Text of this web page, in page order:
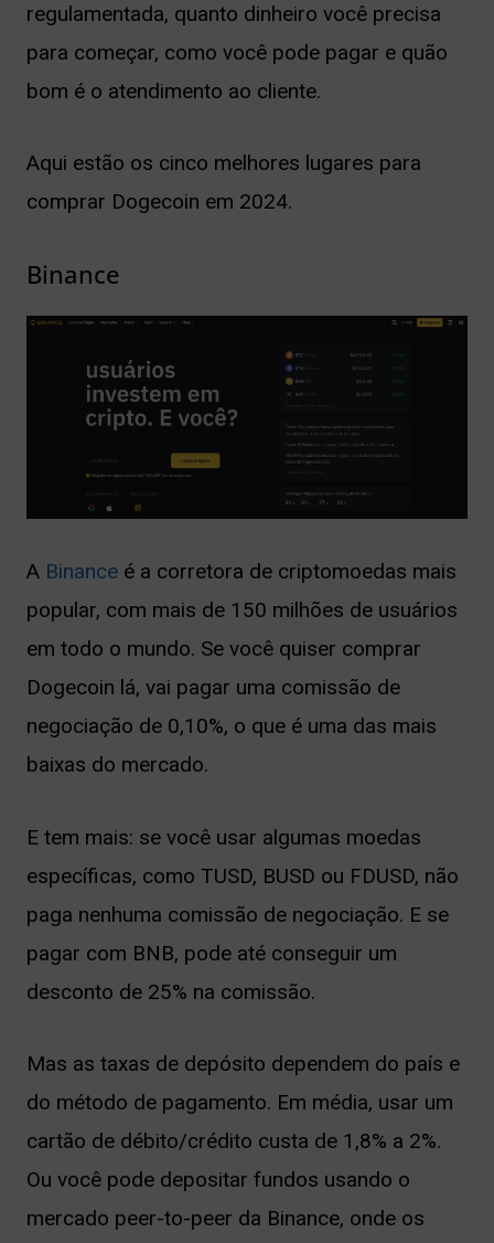
regulamentada, quanto dinheiro você precisa
para começar, como você pode pagar e quão
bom é o atendimento ao cliente.
Aqui estão os cinco melhores lugares para
comprar Dogecoin em 2024.
Binance
A Binanceé a corretora de criptomoedas mais
popular, com mais de 150 milhões de usuários
em todo o mundo. Se você quiser comprar
Dogecoin lá, vai pagar uma comissão de
negociação de 0,10%, o que é uma das mais
baixas do mercado.
E tem mais: se você usar algumas moedas
específicas, como TUSD, BUSD ou FDUSD, não
paga nenhuma comissão de negociação. E se
pagar com BNB, pode até conseguir um
desconto de 25% na comissão.
Mas as taxas de depósito dependem do país e
do método de pagamento. Em média, usar um
cartão de débito/crédito custa de 1,8% a 2%.
Ou você pode depositar fundos usando o
mercado peer-to-peer da Binance, onde os